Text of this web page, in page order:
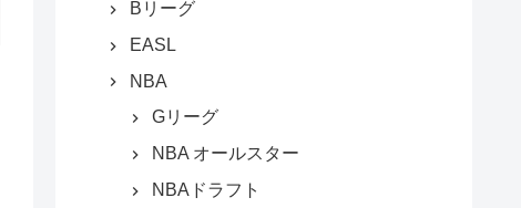
Bリーグ
EASL
NBA
Gリーグ
NBA オールスター
NBAドラフト